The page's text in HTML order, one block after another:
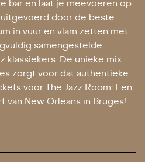
bar en laat je meevoeren op
door de beste
in vuur en vlam zetten met
samengestelde
klassiekers. De unieke mix
zorgt voor dat authentieke
voor The Jazz Room: Een
van New Orleans in Bruges!